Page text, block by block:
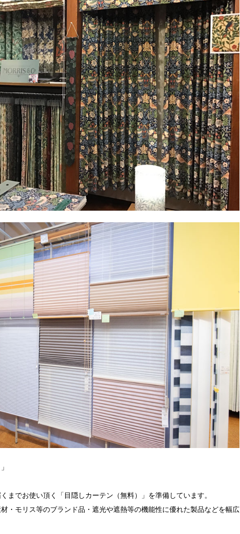
までお使い頂く「目隠しカーテン（無料）」を準備しています。
・モリス等のブランド品・遮光や遮熱等の機能性に優れた製品などを幅広